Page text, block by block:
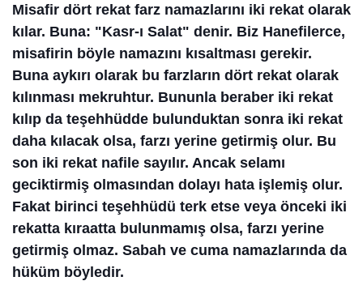
Misafir dört rekat farz namazlarını iki rekat olarak
kılar. Buna: "Kasr-ı Salat" denir. Biz Hanefilerce,
misafirin böyle namazını kısaltması gerekir.
Buna aykırı olarak bu farzların dört rekat olarak
kılınması mekruhtur. Bununla beraber iki rekat
kılıp da teşehhüdde bulunduktan sonra iki rekat
daha kılacak olsa, farzı yerine getirmiş olur. Bu
son iki rekat nafile sayılır. Ancak selamı
geciktirmiş olmasından dolayı hata işlemiş olur.
Fakat birinci teşehhüdü terk etse veya önceki iki
rekatta kıraatta bulunmamış olsa, farzı yerine
getirmiş olmaz. Sabah ve cuma namazlarında da
hüküm böyledir.